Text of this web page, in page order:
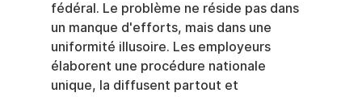
fédéral. Le problème ne réside pas dans
un manque d'efforts, mais dans une
uniformité illusoire. Les employeurs
élaborent une procédure nationale
unique, la diffusent partout et